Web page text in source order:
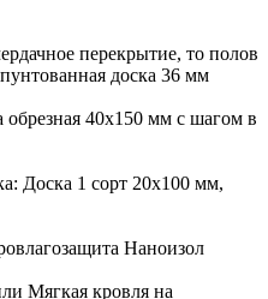
перекрытие, то полов
доска 36 мм
обрезная 40х150 мм с шагом в
Доска 1 сорт 20х100 мм,
Наноизол
Мягкая кровля на